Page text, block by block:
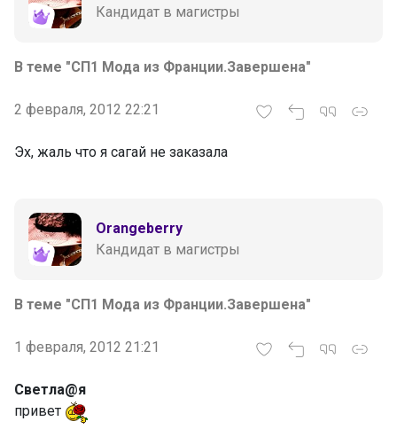
Кандидат в магистры
В теме "СП1 Мода из Франции.Завершена"
2 февраля, 2012 22:21
Эх, жаль что я сагай не заказала
Orangeberry
Кандидат в магистры
В теме "СП1 Мода из Франции.Завершена"
1 февраля, 2012 21:21
Светла@я
привет